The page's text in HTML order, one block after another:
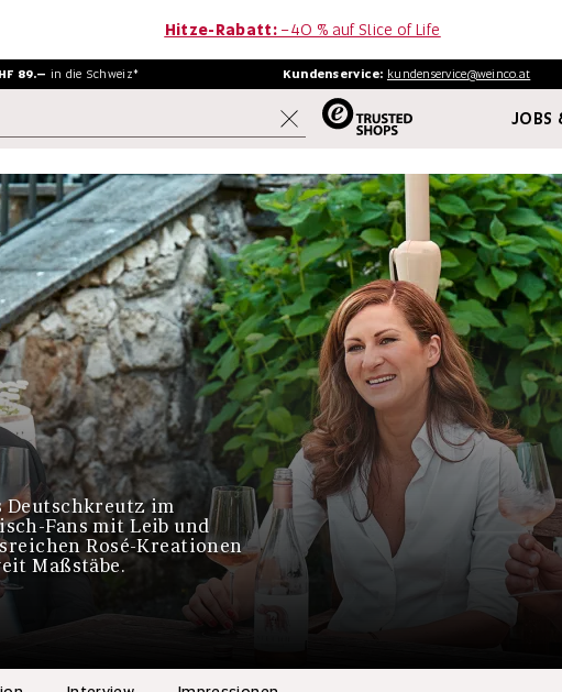
Hitze-Rabatt: −40 % auf Slice of Life
89.– in die Schweiz* Kundenservice: kundenservice@weinco.at
JOBS
WEINE FINE WINE AKTIONEN
Deutschkreutz im
Fans mit Leib und
Rosé-Kreationen
Maßstäbe.